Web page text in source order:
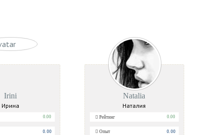
Irini
Ирина
0.00
0.00
Natalia
Наталия
Рейтинг 0.00
Опыт 0.00